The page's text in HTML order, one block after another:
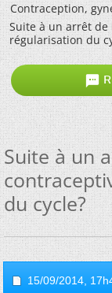
Contraception,
Suite à un arrêt
régularisation du

Suite à un
du cycle?
15/09/2014,